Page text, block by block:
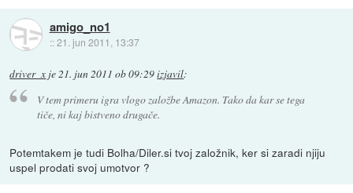
amigo_no1
::21. jun 2011, 13:37
driver_x je 21. jun 2011 ob 09:29izjavil:
V tem primeru igra vlogo založbe Amazon. Tako da kar se tega
tiče, ni kaj bistveno drugače.
Potemtakem je tudi Bolha/Diler.si tvoj založnik, ker si zaradi njiju
uspel prodati svoj umotvor ?